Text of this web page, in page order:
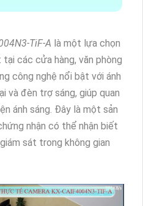
TiF-A là một lựa chọn
các cửa hàng, văn phòng
công nghệ nổi bật với ánh
và đèn trợ sáng, giúp quan
ánh sáng. Đây là một sản
nhận có thể nhận biết
sát trong không gian